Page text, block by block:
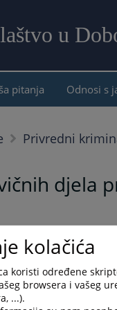
u
pitanja Odnosi s
Privredni
djela
ne narušava princip
kolačića
koristi određene
browsera i vašeg
...).